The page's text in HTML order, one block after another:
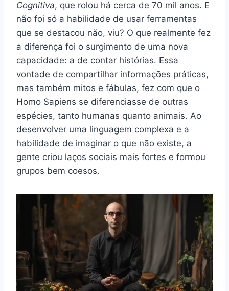
Cognitiva, que rolou há cerca de 70 mil anos. E
não foi só a habilidade de usar ferramentas
que se destacou não, viu? O que realmente fez
a diferença foi o surgimento de uma nova
capacidade: a de contar histórias. Essa
vontade de compartilhar informações práticas,
mas também mitos e fábulas, fez com que o
Homo Sapiens se diferenciasse de outras
espécies, tanto humanas quanto animais. Ao
desenvolver uma linguagem complexa e a
habilidade de imaginar o que não existe, a
gente criou laços sociais mais fortes e formou
grupos bem coesos.